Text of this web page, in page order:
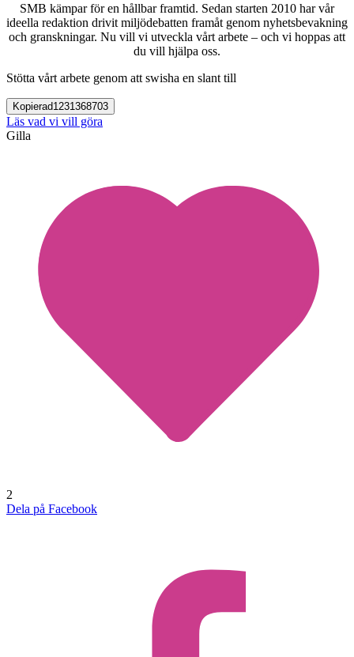
SMB kämpar för en hållbar framtid. Sedan starten 2010 har vår
ideella redaktion drivit miljödebatten framåt genom nyhetsbevakning
och granskningar. Nu vill vi utveckla vårt arbete – och vi hoppas att
du vill hjälpa oss.
Stötta vårt arbete genom att swisha en slant till
Kopierad1231368703
Läs vad vi vill göra
Gilla
2
Dela på Facebook